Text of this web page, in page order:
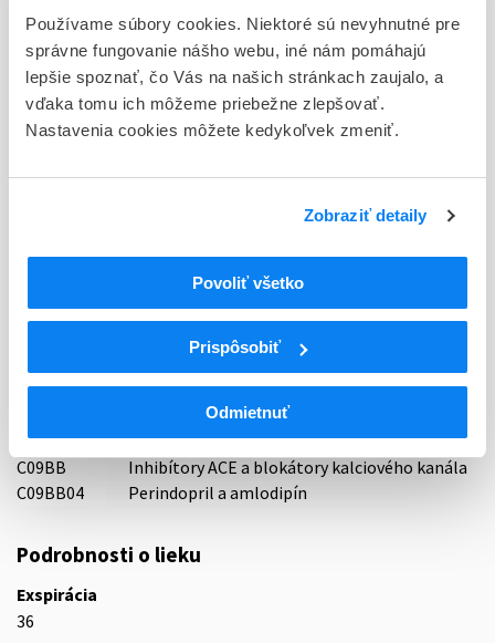
Používame súbory cookies. Niektoré sú nevyhnutné pre
správne fungovanie nášho webu, iné nám pomáhajú
lepšie spoznať, čo Vás na našich stránkach zaujalo, a
vďaka tomu ich môžeme priebežne zlepšovať.
Nastavenia cookies môžete kedykoľvek zmeniť.
Zobraziť detaily
Povoliť všetko
Prispôsobiť
Odmietnuť
Stav
R - Aktuálna registrácia
Typ registračnej procedúry
Decentralizovaná
ATC
KARDIOVASKULÁRNY SYSTÉM
C09
ANGIOTENZÍNOVÝ SYSTÉM
INHIBÍTORY ENZÝMU KONVERTUJÚCEHO
ANGIOTENZÍN, KOMBINÁCIE
C09BB
Inhibítory ACE a blokátory kalciového kanála
C09BB04
Perindopril a amlodipín
Podrobnosti o lieku
Exspirácia
36